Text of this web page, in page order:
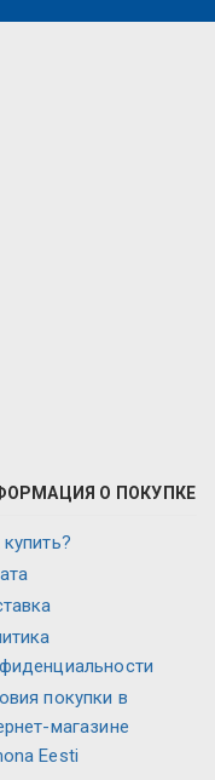
О ПОКУПКЕ
покупки в
магазине
Eesti